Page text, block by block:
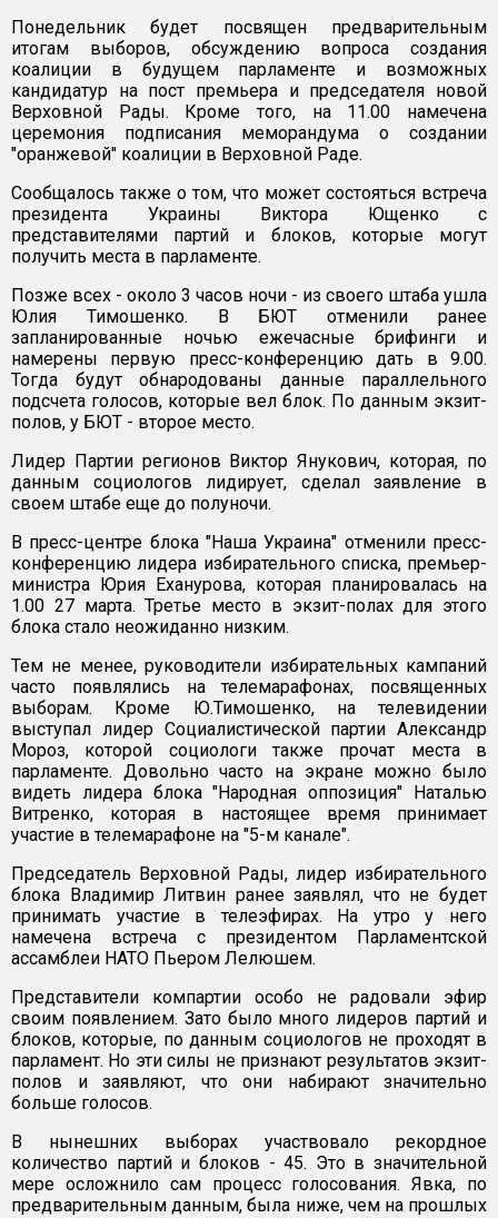
Понедельник будет посвящен предварительным
итогам выборов, обсуждению вопроса создания
коалиции в будущем парламенте и возможных
кандидатур на пост премьера и председателя новой
Верховной Рады. Кроме того, на 11.00 намечена
церемония подписания меморандума о создании
"оранжевой" коалиции в Верховной Раде.
Сообщалось также о том, что может состояться встреча
президента Украины Виктора Ющенко с
представителями партий и блоков, которые могут
получить места в парламенте.
Позже всех - около 3 часов ночи - из своего штаба ушла
Юлия Тимошенко. В БЮТ отменили ранее
запланированные ночью ежечасные брифинги и
намерены первую пресс-конференцию дать в 9.00.
Тогда будут обнародованы данные параллельного
подсчета голосов, которые вел блок. По данным экзит-
полов, у БЮТ - второе место.
Лидер Партии регионов Виктор Янукович, которая, по
данным социологов лидирует, сделал заявление в
своем штабе еще до полуночи.
В пресс-центре блока "Наша Украина" отменили пресс-
конференцию лидера избирательного списка, премьер-
министра Юрия Еханурова, которая планировалась на
1.00 27 марта. Третье место в экзит-полах для этого
блока стало неожиданно низким.
Тем не менее, руководители избирательных кампаний
часто появлялись на телемарафонах, посвященных
выборам. Кроме Ю.Тимошенко, на телевидении
выступал лидер Социалистической партии Александр
Мороз, которой социологи также прочат места в
парламенте. Довольно часто на экране можно было
видеть лидера блока "Народная оппозиция" Наталью
Витренко, которая в настоящее время принимает
участие в телемарафоне на "5-м канале".
Председатель Верховной Рады, лидер избирательного
блока Владимир Литвин ранее заявлял, что не будет
принимать участие в телеэфирах. На утро у него
намечена встреча с президентом Парламентской
ассамблеи НАТО Пьером Лелюшем.
Представители компартии особо не радовали эфир
своим появлением. Зато было много лидеров партий и
блоков, которые, по данным социологов не проходят в
парламент. Но эти силы не признают результатов экзит-
полов и заявляют, что они набирают значительно
больше голосов.
В нынешних выборах участвовало рекордное
количество партий и блоков - 45. Это в значительной
мере осложнило сам процесс голосования. Явка, по
предварительным данным, была ниже, чем на прошлых